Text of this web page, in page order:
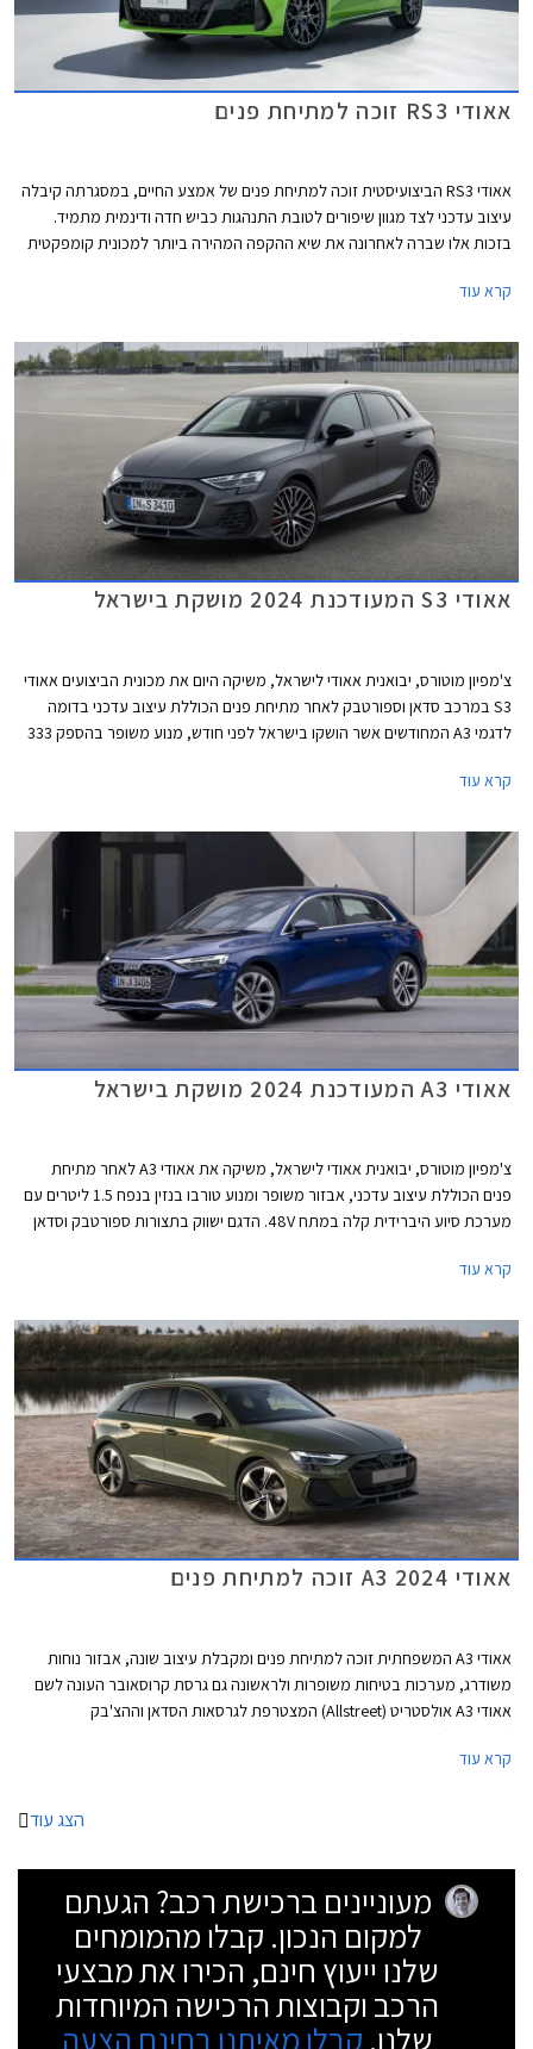
אאודי RS3 זוכה למתיחת פנים
אאודי RS3 הביצועיסטית זוכה למתיחת פנים של אמצע החיים, במסגרתה קיבלה
עיצוב עדכני לצד מגוון שיפורים לטובת התנהגות כביש חדה ודינמית מתמיד.
בזכות אלו שברה לאחרונה את שיא ההקפה המהירה ביותר למכונית קומפקטית
קרא עוד
אאודי S3 המעודכנת 2024 מושקת בישראל
צ'מפיון מוטורס, יבואנית אאודי לישראל, משיקה היום את מכונית הביצועים אאודי
S3 במרכב סדאן וספורטבק לאחר מתיחת פנים הכוללת עיצוב עדכני בדומה
לדגמי A3 המחודשים אשר הושקו בישראל לפני חודש, מנוע משופר בהספק 333
קרא עוד
אאודי A3 המעודכנת 2024 מושקת בישראל
צ'מפיון מוטורס, יבואנית אאודי לישראל, משיקה את אאודי A3 לאחר מתיחת
פנים הכוללת עיצוב עדכני, אבזור משופר ומנוע טורבו בנזין בנפח 1.5 ליטרים עם
מערכת סיוע היברידית קלה במתח 48V. הדגם ישווק בתצורות ספורטבק וסדאן
פנאי שטח, לא מגיעה לישראל בשלב זה.
קרא עוד
אאודי A3 2024 זוכה למתיחת פנים
אאודי A3 המשפחתית זוכה למתיחת פנים ומקבלת עיצוב שונה, אבזור נוחות
משודרג, מערכות בטיחות משופרות ולראשונה גם גרסת קרוסאובר העונה לשם
אאודי A3 אולסטריט (Allstreet) המצטרפת לגרסאות הסדאן וההצ'בק
(ספורטבק).
קרא עוד
הצג עוד
מעוניינים ברכישת רכב? הגעתם
למקום הנכון. קבלו מהמומחים
שלנו ייעוץ חינם, הכירו את מבצעי
הרכב וקבוצות הרכישה המיוחדות
שלנו. קבלו מאיתנו בחינם הצעה